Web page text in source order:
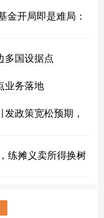
金开局即是难局：
多国设据点
业务落地
政策宽松预期，
练摊义卖所得换树